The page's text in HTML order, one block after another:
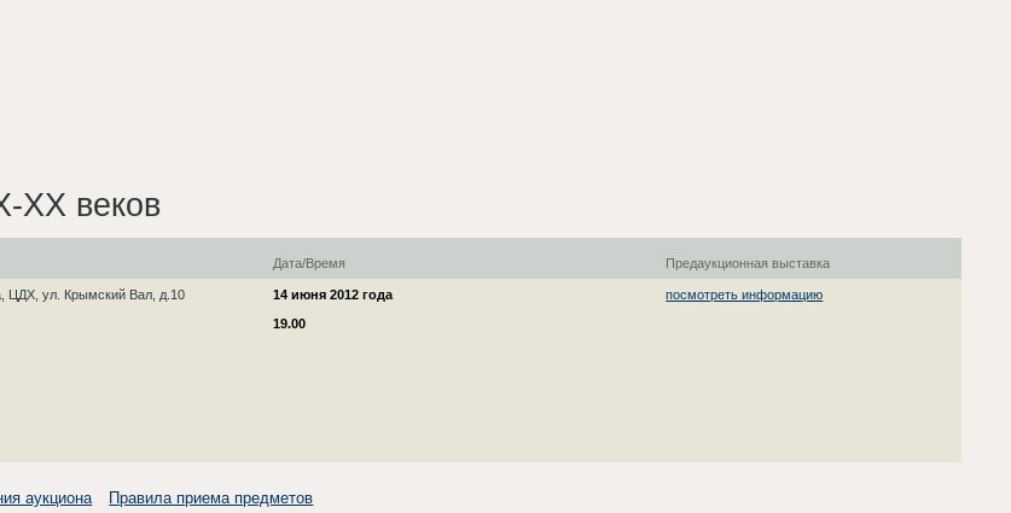
XX веков
Дата/Время Предаукционная выставка
ЦДХ, ул. Крымский Вал, д.10
14 июня 2012 года
19.00
посмотреть информацию
аукциона Правила приема предметов